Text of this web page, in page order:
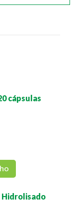
cápsulas
Hidrolisado